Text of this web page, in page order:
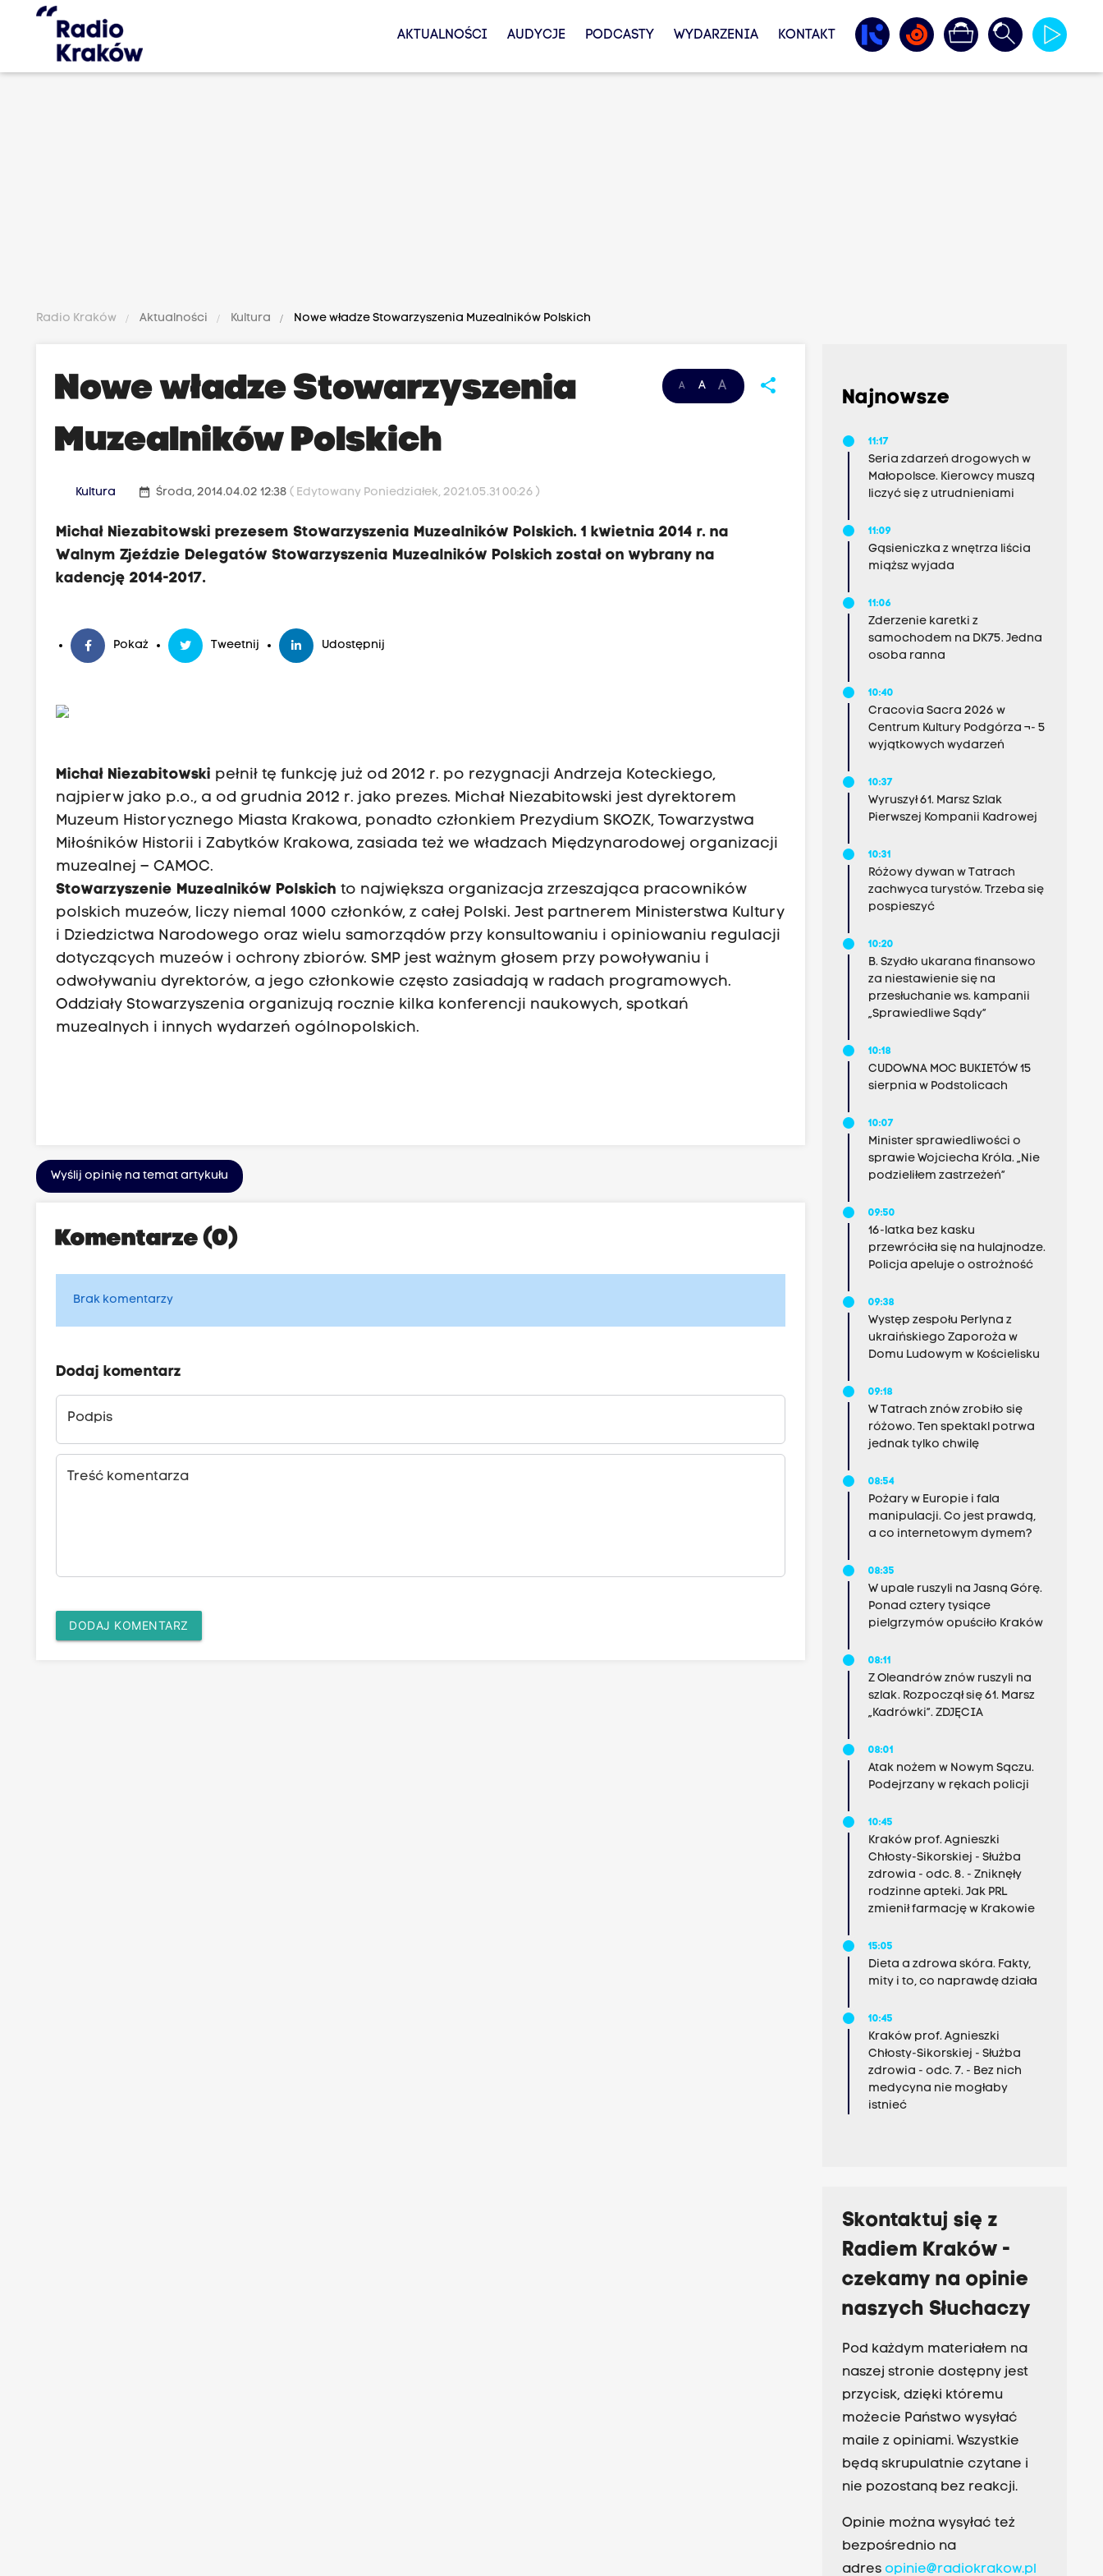
AKTUALNOŚCI AUDYCJE PODCASTY WYDARZENIA KONTAKT
Radio Kraków Aktualności Kultura Nowe władze Stowarzyszenia Muzealników Polskich
A A A share
Nowe władze Stowarzyszenia
Muzealników Polskich
Kultura date_range Środa, 2014.04.02 12:38( Edytowany Poniedziałek, 2021.05.31 00:26 )
Michał Niezabitowski prezesem Stowarzyszenia Muzealników Polskich. 1 kwietnia 2014 r. na
Walnym Zjeździe Delegatów Stowarzyszenia Muzealników Polskich został on wybrany na
kadencję 2014-2017.
Pokaż Tweetnij Udostępnij
Michał Niezabitowski pełnił tę funkcję już od 2012 r. po rezygnacji Andrzeja Koteckiego,
najpierw jako p.o., a od grudnia 2012 r. jako prezes. Michał Niezabitowski jest dyrektorem
Muzeum Historycznego Miasta Krakowa, ponadto członkiem Prezydium SKOZK, Towarzystwa
Miłośników Historii i Zabytków Krakowa, zasiada też we władzach Międzynarodowej organizacji
muzealnej – CAMOC.
Stowarzyszenie Muzealników Polskich to największa organizacja zrzeszająca pracowników
polskich muzeów, liczy niemal 1000 członków, z całej Polski. Jest partnerem Ministerstwa Kultury
i Dziedzictwa Narodowego oraz wielu samorządów przy konsultowaniu i opiniowaniu regulacji
dotyczących muzeów i ochrony zbiorów. SMP jest ważnym głosem przy powoływaniu i
odwoływaniu dyrektorów, a jego członkowie często zasiadają w radach programowych.
Oddziały Stowarzyszenia organizują rocznie kilka konferencji naukowych, spotkań
muzealnych i innych wydarzeń ogólnopolskich.
Wyślij opinię na temat artykułu
Komentarze (0)
Brak komentarzy
Dodaj komentarz
Podpis
Treść komentarza
DODAJ KOMENTARZ
Najnowsze
11:17
Seria zdarzeń drogowych w
Małopolsce. Kierowcy muszą
liczyć się z utrudnieniami
11:09
Gąsieniczka z wnętrza liścia
miąższ wyjada
11:06
Zderzenie karetki z
samochodem na DK75. Jedna
osoba ranna
10:40
Cracovia Sacra 2026 w
Centrum Kultury Podgórza ¬- 5
wyjątkowych wydarzeń
10:37
Wyruszył 61. Marsz Szlak
Pierwszej Kompanii Kadrowej
10:31
Różowy dywan w Tatrach
zachwyca turystów. Trzeba się
pospieszyć
10:20
B. Szydło ukarana finansowo
za niestawienie się na
przesłuchanie ws. kampanii
„Sprawiedliwe Sądy”
10:18
CUDOWNA MOC BUKIETÓW 15
sierpnia w Podstolicach
10:07
Minister sprawiedliwości o
sprawie Wojciecha Króla. „Nie
podzieliłem zastrzeżeń”
09:50
16-latka bez kasku
przewróciła się na hulajnodze.
Policja apeluje o ostrożność
09:38
Występ zespołu Perlyna z
ukraińskiego Zaporoża w
Domu Ludowym w Kościelisku
09:18
W Tatrach znów zrobiło się
różowo. Ten spektakl potrwa
jednak tylko chwilę
08:54
Pożary w Europie i fala
manipulacji. Co jest prawdą,
a co internetowym dymem?
08:35
W upale ruszyli na Jasną Górę.
Ponad cztery tysiące
pielgrzymów opuściło Kraków
08:11
Z Oleandrów znów ruszyli na
szlak. Rozpoczął się 61. Marsz
„Kadrówki”. ZDJĘCIA
08:01
Atak nożem w Nowym Sączu.
Podejrzany w rękach policji
10:45
Kraków prof. Agnieszki
Chłosty-Sikorskiej - Służba
zdrowia - odc. 8. - Zniknęły
rodzinne apteki. Jak PRL
zmienił farmację w Krakowie
15:05
Dieta a zdrowa skóra. Fakty,
mity i to, co naprawdę działa
10:45
Kraków prof. Agnieszki
Chłosty-Sikorskiej - Służba
zdrowia - odc. 7. - Bez nich
medycyna nie mogłaby
istnieć
Skontaktuj się z
Radiem Kraków -
czekamy na opinie
naszych Słuchaczy
Pod każdym materiałem na
naszej stronie dostępny jest
przycisk, dzięki któremu
możecie Państwo wysyłać
maile z opiniami. Wszystkie
będą skrupulatnie czytane i
nie pozostaną bez reakcji.
Opinie można wysyłać też
bezpośrednio na
adres opinie@radiokrakow.pl